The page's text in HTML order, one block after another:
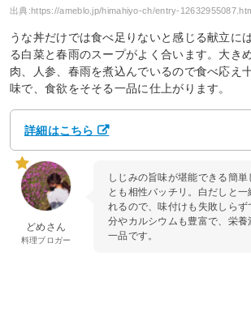
出典:https://ameblo.jp/himahiyo-ch/entry-
うな丼だけでは食べ足りないと感じる献立に
る白菜と春雨のスープがよく合います。大き
肉、人参、春雨を煮込んでいるので食べ応え
味で、食欲をそそる一品に仕上がります。
詳細はこちら
どめさん
料理ブロガー
しじみの旨味が堪能できる簡
とも相性バッチリ。白だしと
れるので、味付けも失敗しら
分やカルシウムも豊富で、栄
一品です。